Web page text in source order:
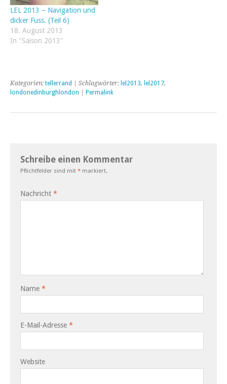
LEL 2013 – Navigation und
dicker Fuss. (Teil 6)
18. August 2013
In "Saison 2013"
Kategorien: tellerrand | Schlagwörter: lel2013, lel2017,
londonedinburghlondon
Permalink
Schreibe einen Kommentar
Pflichtfelder sind mit * markiert.
Nachricht *
Name *
E-Mail-Adresse *
Website